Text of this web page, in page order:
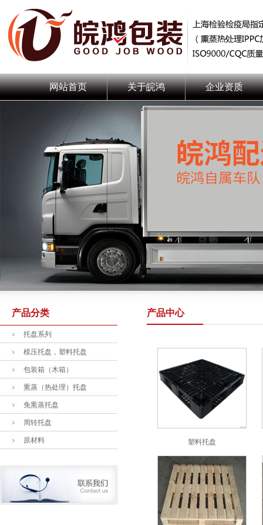
网站首页 关于皖鸿 企业资质
产品分类
托盘系列
模压托盘，塑料托盘
包装箱（木箱）
熏蒸（热处理）托盘
免熏蒸托盘
周转托盘
原材料
产品中心
塑料托盘